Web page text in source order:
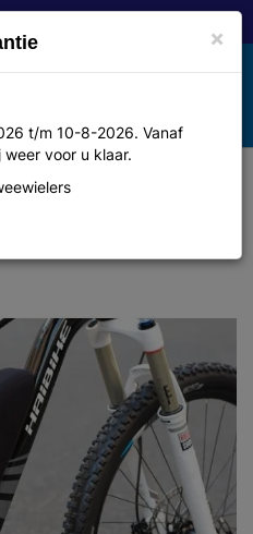
gen. 2
×
t/m 10-8-2026. Vanaf
voor u klaar.